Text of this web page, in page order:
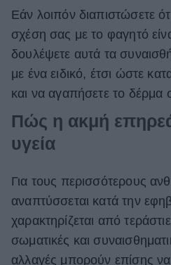
Εάν λοιπόν διαπιστώσετε
σχέση σας με το φαγητό
δουλέψετε αυτά τα
με ένα ειδικό, έτσι ώστε
και να αγαπήσετε το δέρμα
Πώς η ακμή
υγεία
Για τους περισσότερους
αναπτύσσεται κατά την
χαρακτηρίζεται από
σωματικές και
αλλαγές μπορούν επίσης